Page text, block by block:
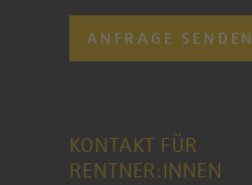
ANFRAGE SENDEN
KONTAKT FÜR
RENTNER:INNEN